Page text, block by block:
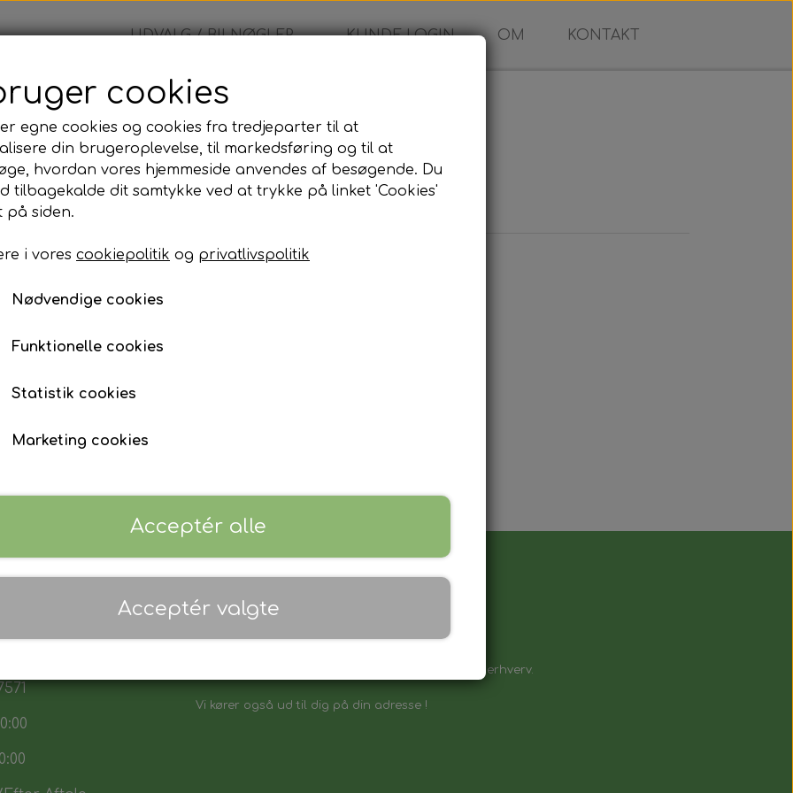
UDVALG / BILNØGLER KUNDE LOGIN OM KONTAKT
Nøgleblad
99,00 kr.
Nøgleblad
Lagerstatus:100 på lager
Antal
Vores sortiment henvender sig både til private & erhverv.
Vi kører også ud til dig på din adresse !
cookies
egne cookies og cookies fra tredjeparter til at
din brugeroplevelse, til markedsføring og til at
hvordan vores hjemmeside anvendes af besøgende. Du
tilbagekalde dit samtykke ved at trykke på linket 'Cookies'
på siden.
i vores cookiepolitik og privatlivspolitik
Nødvendige cookies
Funktionelle cookies
Statistik cookies
Marketing cookies
Acceptér alle
Acceptér valgte